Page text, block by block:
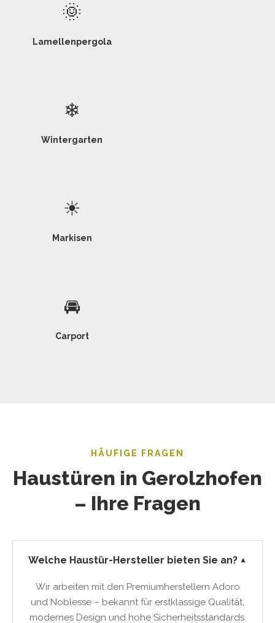
🌞
Lamellenpergola
❄
Wintergarten
☀
Markisen
🚘
Carport
HÄUFIGE FRAGEN
Haustüren in Gerolzhofen
– Ihre Fragen
Welche Haustür-Hersteller bieten Sie an? ▼
Wir arbeiten mit den Premiumherstellern Adoro
und Noblesse – bekannt für erstklassige Qualität,
modernes Design und hohe Sicherheitsstandards.